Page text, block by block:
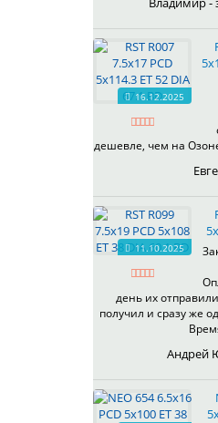
423
426
428
429
430
433
438
503
505
508
511
528
529
98
98,1
16.12.2025
дешевле, чем на
11.10.2025
день их
получил и сразу же
Андрей